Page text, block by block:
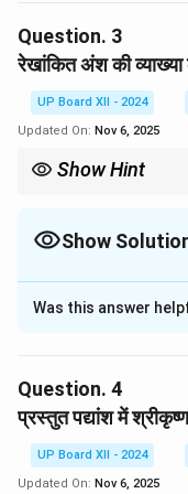
Question. 3
रेखांकित अंश की व्याख्या
UP Board XII - 2024
Updated On: Nov 6, 2025
Show Hint
Show
Solution and
रेखांकित अंश में गोपियाँ
है।
Was this answer
Question. 4
प्रस्तुत पद्यांश में
UP Board XII - 2024
Updated On: Nov 6, 2025